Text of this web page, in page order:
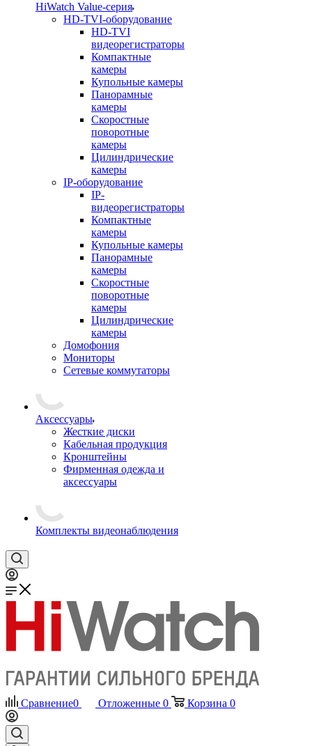
HiWatch Value-серия
HD-TVI-оборудование
HD-TVI
видеорегистраторы
Компактные
камеры
Купольные камеры
Панорамные
камеры
Скоростные
поворотные
камеры
Цилиндрические
камеры
IP-оборудование
IP-
видеорегистраторы
Компактные
камеры
Купольные камеры
Панорамные
камеры
Скоростные
поворотные
камеры
Цилиндрические
камеры
Домофония
Мониторы
Сетевые коммутаторы
Аксессуары
Жесткие диски
Кабельная продукция
Кронштейны
Фирменная одежда и
аксессуары
Комплекты видеонаблюдения
Сравнение0 Отложенные 0 Корзина 0